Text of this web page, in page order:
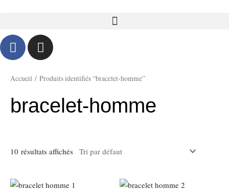
F
a
c
e
o
o
f
I
n
s
t
g
r
Accueil / Produits identifiés “bracelet-homme”
bracelet-homme
10 résultats affichés